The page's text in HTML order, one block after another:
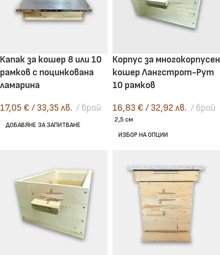
Капак за кошер 8 или 10
рамков с поцинкована
ламарина
17,05 € / 33,35 лв. брой
ДОБАВЯНЕ ЗА ЗАПИТВАНЕ
Корпус за многокорпусен
кошер Лангстрот-Рут
10 рамков
16,83 € / 32,92 лв. брой
2,5 см
ИЗБОР НА ОПЦИИ